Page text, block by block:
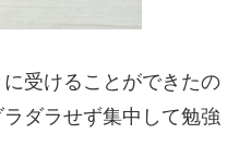
受けることができたの
ダラせず集中して勉強